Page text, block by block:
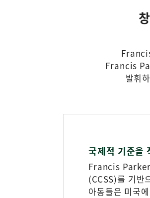
Francis
발휘
국제적 기준을
Francis Parker
(CCSS)를 기반
아동들은 미국